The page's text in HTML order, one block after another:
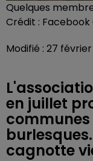
Quelques
Crédit : Facebook
Modifié : 27
en juillet
cagnotte